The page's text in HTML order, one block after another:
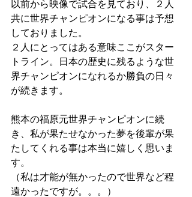
以前から映像で試合を見ており、２人
共に世界チャンピオンになる事は予想
しておりました。
２人にとってはある意味ここがスター
トライン。日本の歴史に残るような世
界チャンピオンになれるか勝負の日々
が続きます。
熊本の福原元世界チャンピオンに続
き、私が果たせなかった夢を後輩が果
たしてくれる事は本当に嬉しく思いま
す。
（私は才能が無かったので世界など程
遠かったですが。。。）